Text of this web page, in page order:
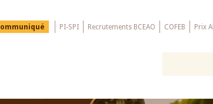
PI-SPI Recrutements BCEAO COFEB Prix